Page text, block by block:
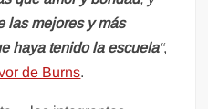
las mejores y más
haya tenido la escuela“,
de Burns.